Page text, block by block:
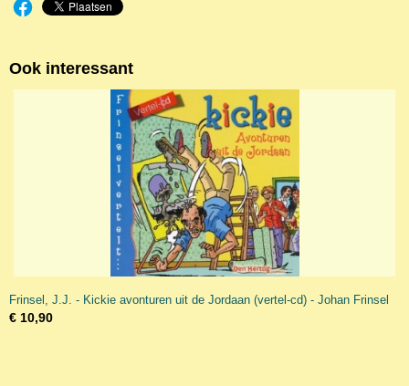
Ook interessant
Frinsel, J.J. - Kickie avonturen uit de Jordaan (vertel-cd) - Johan Frinsel
€ 10,90